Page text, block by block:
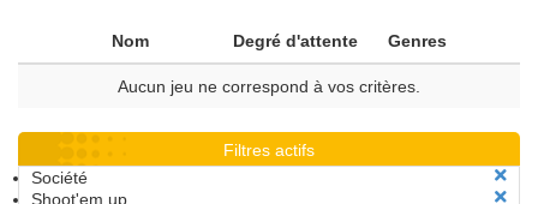
Nom Degré d'attente Genres
Aucun jeu ne correspond à vos critères.
Filtres actifs
Société
Shoot'em up